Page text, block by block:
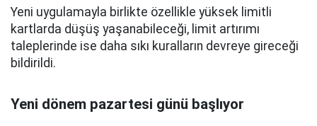
Yeni uygulamayla birlikte özellikle yüksek limitli
kartlarda düşüş yaşanabileceği, limit artırımı
taleplerinde ise daha sıkı kuralların devreye gireceği
bildirildi.
Yeni dönem pazartesi günü başlıyor